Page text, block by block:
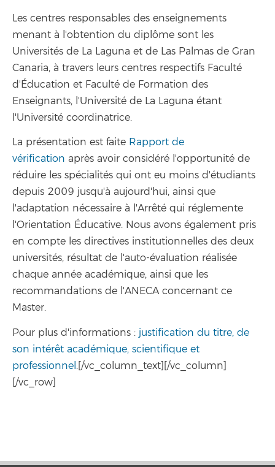
Les centres responsables des enseignements
menant à l'obtention du diplôme sont les
Universités de La Laguna et de Las Palmas de Gran
Canaria, à travers leurs centres respectifs Faculté
d'Éducation et Faculté de Formation des
Enseignants, l'Université de La Laguna étant
l'Université coordinatrice.
La présentation est faite Rapport de
vérification après avoir considéré l'opportunité de
réduire les spécialités qui ont eu moins d'étudiants
depuis 2009 jusqu'à aujourd'hui, ainsi que
l'adaptation nécessaire à l'Arrêté qui réglemente
l'Orientation Éducative. Nous avons également pris
en compte les directives institutionnelles des deux
universités, résultat de l'auto-évaluation réalisée
chaque année académique, ainsi que les
recommandations de l'ANECA concernant ce
Master.
Pour plus d'informations : justification du titre, de
son intérêt académique, scientifique et
professionnel .[/vc_column_text][/vc_column]
[/vc_row]